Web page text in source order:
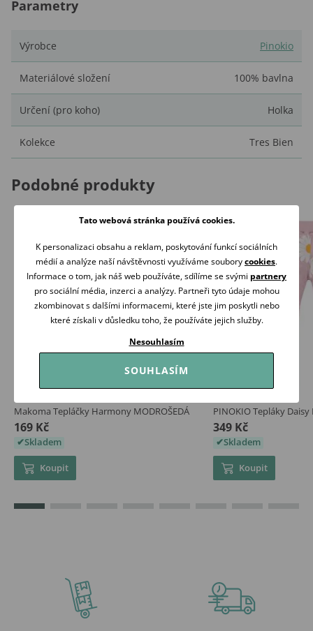
Parametry
Výrobce Pinokio
Materiálové složení 100% bavlna
Určení (pro koho) Holka
Kolekce Tres Bien
Podobné produkty
Makoma Tepláčky Harmony MODROŠEDÁ
169 Kč
Skladem
Koupit
PINOKIO Tepláky Daisy
349 Kč
Skladem
Koupit
Tato webová stránka používá cookies.
K personalizaci obsahu a reklam, poskytování funkcí sociálních
médií a analýze naší návštěvnosti využíváme souborycookies.
Informace o tom, jak náš web používáte, sdílíme se svými partnery
pro sociální média, inzerci a analýzy. Partneři tyto údaje mohou
zkombinovat s dalšími informacemi, které jste jim poskytli nebo
které získali v důsledku toho, že používáte jejich služby.
Nesouhlasím
SOUHLASÍM